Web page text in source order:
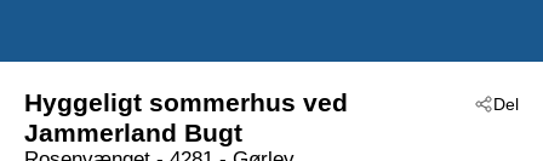
Del
Hyggeligt sommerhus ved
Jammerland Bugt